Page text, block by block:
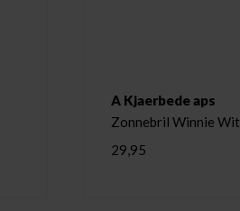
A Kjaerbede aps
Zonnebril Winnie Wit
29,95